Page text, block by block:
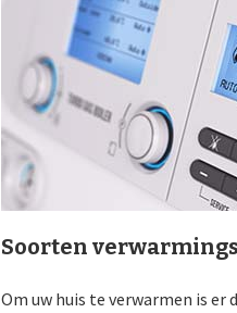
Soorten
Om uw huis te verwarmen is er